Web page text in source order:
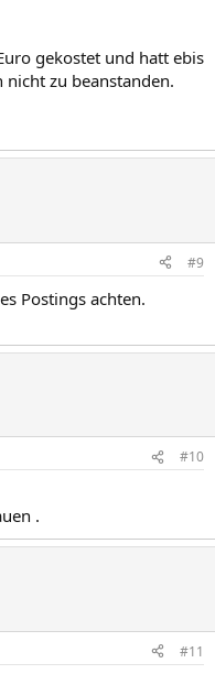
gekostet und hatt ebis
zu beanstanden.
#9
Postings achten.
#10
.
#11